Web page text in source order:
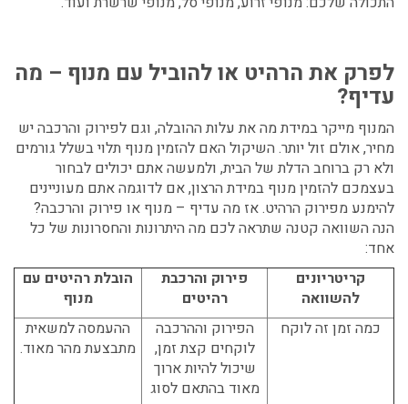
לפרק את הרהיט או להוביל עם מנוף – מה
עדיף?
המנוף מייקר במידת מה את עלות ההובלה, וגם לפירוק והרכבה יש
מחיר, אולם זול יותר. השיקול האם להזמין מנוף תלוי בשלל גורמים
ולא רק ברוחב הדלת של הבית, ולמעשה אתם יכולים לבחור
בעצמכם להזמין מנוף במידת הרצון, אם לדוגמה אתם מעוניינים
להימנע מפירוק הרהיט. אז מה עדיף – מנוף או פירוק והרכבה?
הנה השוואה קטנה שתראה לכם מה היתרונות והחסרונות של כל
אחד:
קריטריונים
להשוואה
פירוק והרכבת
רהיטים
הובלת רהיטים עם
מנוף
כמה זמן זה לוקח
הפירוק וההרכבה
לוקחים קצת זמן,
שיכול להיות ארוך
מאוד בהתאם לסוג
ההעמסה למשאית
מתבצעת מהר מאוד.